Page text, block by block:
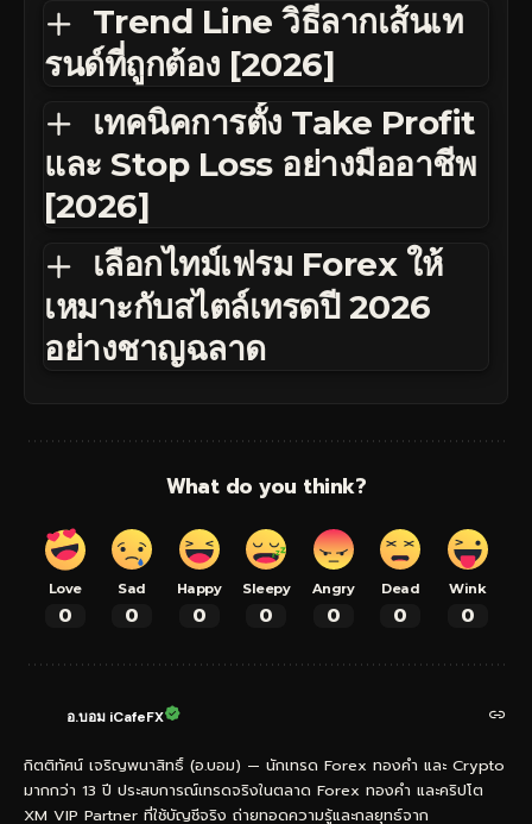
Trend Line วิธีลากเส้นเท
รนด์ที่ถูกต้อง [2026]
เทคนิคการตั้ง Take Profit
และ Stop Loss อย่างมืออาชีพ
[2026]
เลือกไทม์เฟรม Forex ให้
เหมาะกับสไตล์เทรดปี 2026
อย่างชาญฉลาด
What do you think?
Love
0
Sad
0
Happy
0
Sleepy
0
Angry
0
Dead
0
Wink
0
อ.บอม iCafeFX
กิตติทัศน์ เจริญพนาสิทธิ์ (อ.บอม) — นักเทรด Forex ทองคำ และ Crypto
มากกว่า 13 ปี ประสบการณ์เทรดจริงในตลาด Forex ทองคำ และคริปโต
XM VIP Partner ที่ใช้บัญชีจริง ถ่ายทอดความรู้และกลยุทธ์จาก